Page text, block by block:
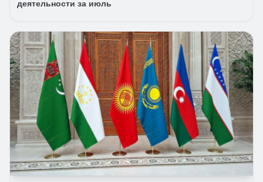
деятельности за июль